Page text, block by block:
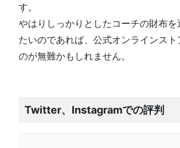
す。
やはりしっかりとしたコーチの財布を
たいのであれば、公式オンラインスト
のが無難かもしれません。
Twitter、Instagramでの評判